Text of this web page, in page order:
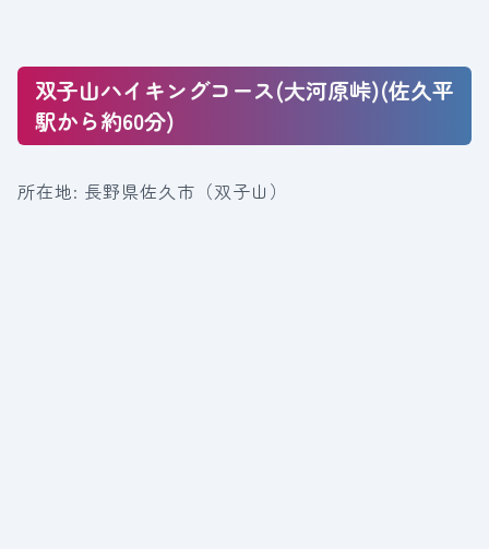
双子山ハイキングコース(大河原峠)(佐久平
駅から約60分)
所在地: 長野県佐久市（双子山）